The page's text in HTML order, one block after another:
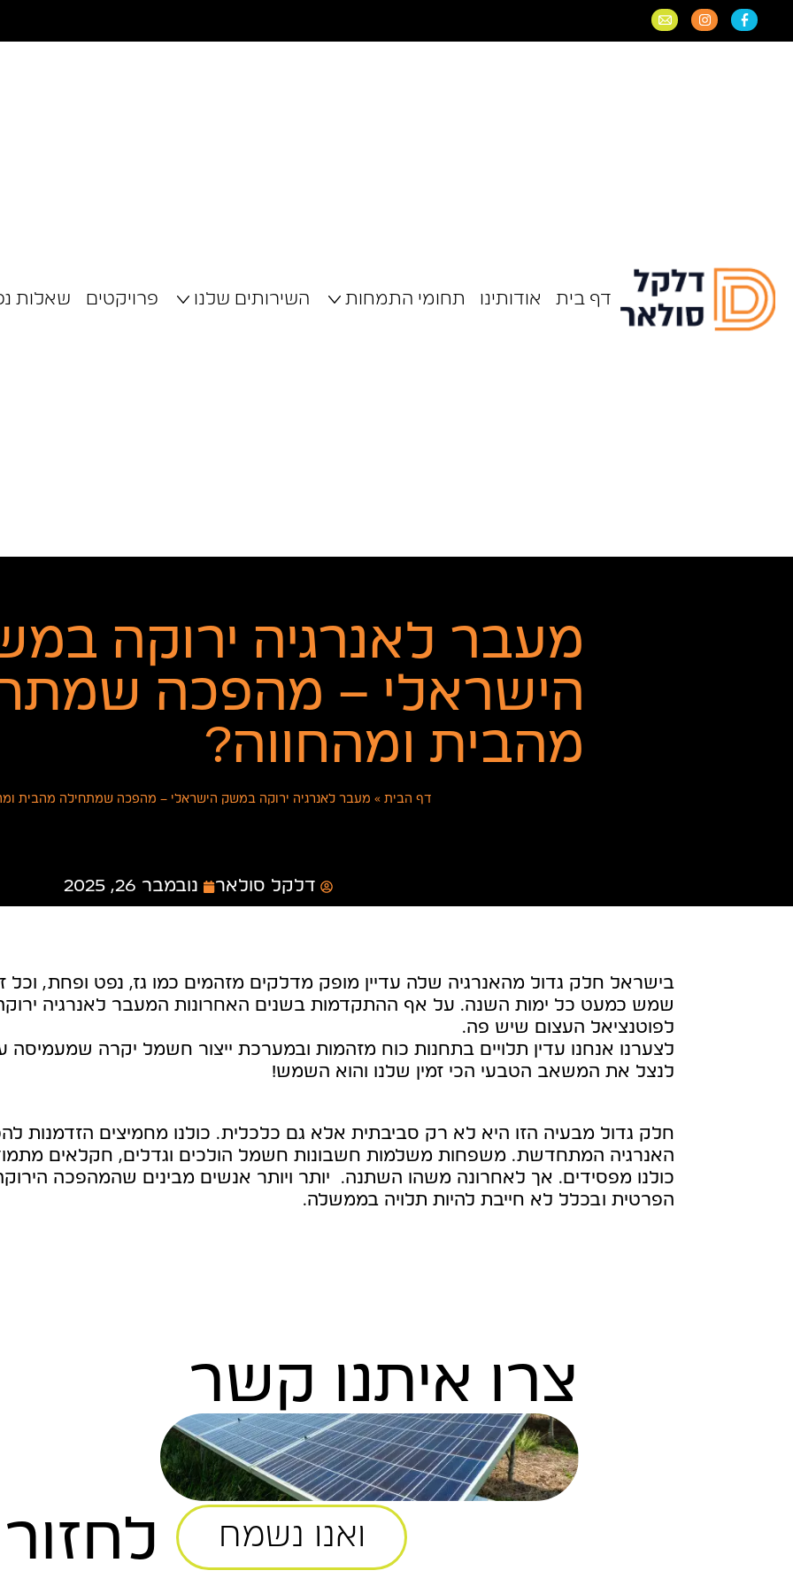
דף בית אודותינו תחומי התמחות השירותים שלנו פרויקטים שאלות
מעבר לאנרגיה ירוקה
הישראלי – מהפכה
מהבית ומהחווה?
דף הבית » מעבר לאנרגיה ירוקה במשק הישראלי – מהפכה שמתחילה מהבית
דלקל סולאר נובמבר 26, 2025
בישראל חלק גדול מהאנרגיה שלה עדיין מופק מדלקים מזהמים כמו גז, נפט ופחת,
שמש כמעט כל ימות השנה. על אף ההתקדמות בשנים האחרונות המעבר לאנרגיה
לפוטנציאל העצום שיש פה.
לצערנו אנחנו עדין תלויים בתחנות כוח מזהמות ובמערכת ייצור חשמל יקרה
לנצל את המשאב הטבעי הכי זמין שלנו והוא השמש!
חלק גדול מבעיה הזו היא לא רק סביבתית אלא גם כלכלית. כולנו מחמיצים הזדמנות
האנרגיה המתחדשת. משפחות משלמות חשבונות חשמל הולכים וגדלים, חקלאים
כולנו מפסידים. אך לאחרונה משהו השתנה. יותר ויותר אנשים מבינים שהמהפכה
הפרטית ובכלל לא חייבת להיות תלויה בממשלה.
צרו איתנו קשר
ואנו נשמח